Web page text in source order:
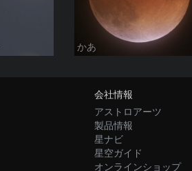
かあ
会社情報
アストロアーツ
製品情報
星ナビ
星空ガイド
オンラインショップ